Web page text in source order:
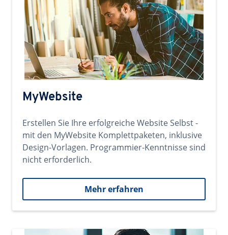
MyWebsite
Erstellen Sie Ihre erfolgreiche Website Selbst -
mit den MyWebsite Komplettpaketen, inklusive
Design-Vorlagen. Programmier-Kenntnisse sind
nicht erforderlich.
Mehr erfahren